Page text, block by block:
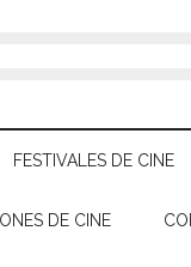
FESTIVALES DE CINE
DE CINE